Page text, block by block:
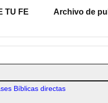
TU FE Archivo de
Bíblicas directas